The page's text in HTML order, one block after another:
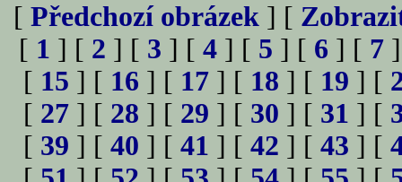
[ Předchozí obrázek ] [
[ 1 ] [ 2 ] [ 3 ] [ 4 ] [ 5 ] [ 6 ] [ 7
[ 15 ] [ 16 ] [ 17 ] [ 18 ] [ 19 ] [
[ 27 ] [ 28 ] [ 29 ] [ 30 ] [ 31 ] [
[ 39 ] [ 40 ] [ 41 ] [ 42 ] [ 43 ] [